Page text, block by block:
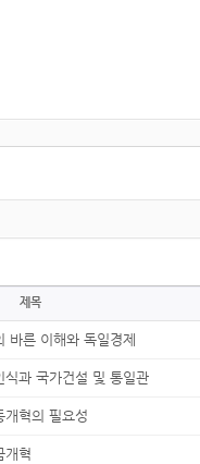
제목
른 이해와 독일경제
과 국가건설 및 통일관
혁의 필요성
개혁